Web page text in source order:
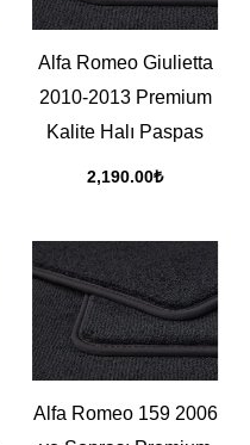
Alfa Romeo Giulietta
2010-2013 Premium
Kalite Halı Paspas
2,190.00₺
Alfa Romeo 159 2006